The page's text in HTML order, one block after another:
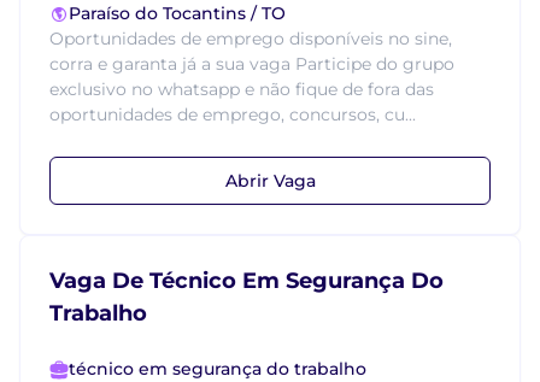
Paraíso do Tocantins / TO
Oportunidades de emprego disponíveis no sine,
corra e garanta já a sua vaga Participe do grupo
exclusivo no whatsapp e não fique de fora das
oportunidades de emprego, concursos, cu...
Abrir Vaga
Vaga De Técnico Em Segurança Do
Trabalho
técnico em segurança do trabalho